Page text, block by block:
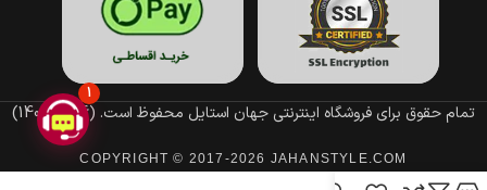
تمام حقوق برای فروشگاه اینترنتی جهان استایل محفوظ است. (1396–1405)
COPYRIGHT © 2017-2026 JAHANSTYLE.COM
1